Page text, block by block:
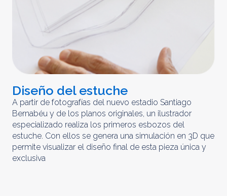
Diseño del estuche
A partir de fotografías del nuevo estadio Santiago
Bernabéu y de los planos originales, un ilustrador
especializado realiza los primeros esbozos del
estuche. Con ellos se genera una simulación en 3D que
permite visualizar el diseño final de esta pieza única y
exclusiva